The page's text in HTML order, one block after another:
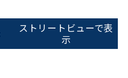
ストリートビューで表
示